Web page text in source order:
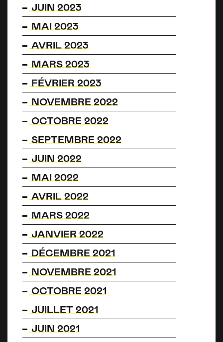
JUIN 2023
MAI 2023
AVRIL 2023
MARS 2023
FÉVRIER 2023
NOVEMBRE 2022
OCTOBRE 2022
SEPTEMBRE 2022
JUIN 2022
MAI 2022
AVRIL 2022
MARS 2022
JANVIER 2022
DÉCEMBRE 2021
NOVEMBRE 2021
OCTOBRE 2021
JUILLET 2021
JUIN 2021